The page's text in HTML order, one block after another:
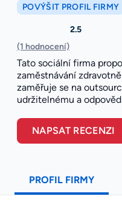
POVÝŠIT PROFIL FIRMY
2.5
(1 hodnocení)
Tato sociální firma
zaměstnávání
zaměřuje se na
udržitelnému a
NAPSAT RECENZI
PROFIL FIRMY